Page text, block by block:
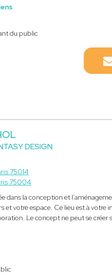
du public
DESIGN
75014
75004
dans la conception et
et votre espace. Ce lieu est à votre
Le concept ne peut se créer